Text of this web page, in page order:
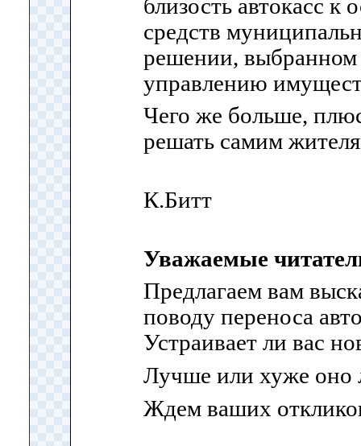
близость автокасс к
средств
решении,
управлению
Чего же больше,
решать самим
К.Битт
Уважаемые
Предлагаем вам
поводу переноса
Устраивает ли вас
Лучше или хуже оно
Ждем ваших